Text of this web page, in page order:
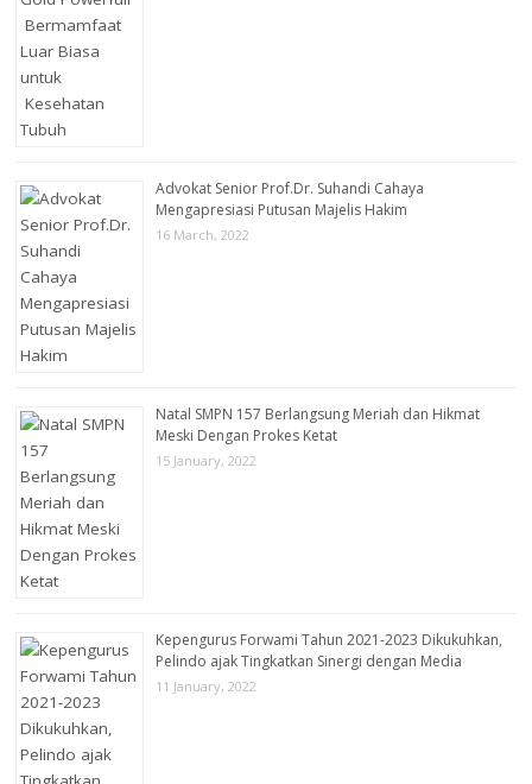
Advokat Senior Prof.Dr. Suhandi Cahaya
Mengapresiasi Putusan Majelis Hakim
16 March, 2022
Natal SMPN 157 Berlangsung Meriah dan Hikmat
Meski Dengan Prokes Ketat
15 January, 2022
Kepengurus Forwami Tahun 2021-2023 Dikukuhkan,
Pelindo ajak Tingkatkan Sinergi dengan Media
11 January, 2022